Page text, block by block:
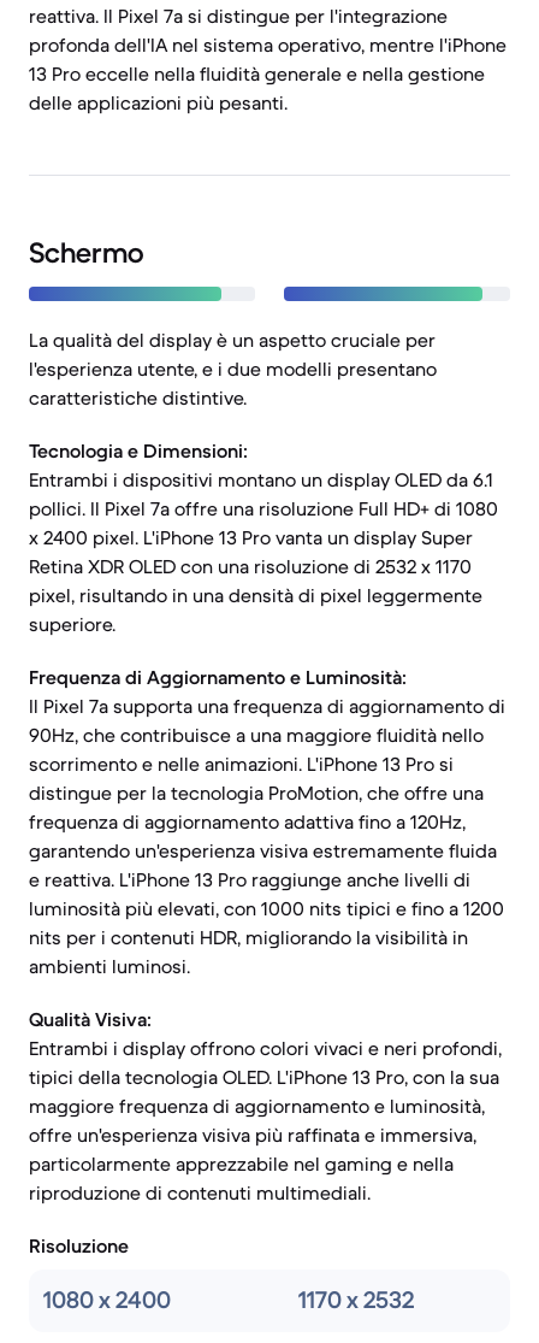
reattiva. Il Pixel 7a si distingue per l'integrazione
profonda dell'IA nel sistema operativo, mentre l'iPhone
13 Pro eccelle nella fluidità generale e nella gestione
delle applicazioni più pesanti.
Schermo
La qualità del display è un aspetto cruciale per
l'esperienza utente, e i due modelli presentano
caratteristiche distintive.
Tecnologia e Dimensioni:
Entrambi i dispositivi montano un display OLED da 6.1
pollici. Il Pixel 7a offre una risoluzione Full HD+ di 1080
x 2400 pixel. L'iPhone 13 Pro vanta un display Super
Retina XDR OLED con una risoluzione di 2532 x 1170
pixel, risultando in una densità di pixel leggermente
superiore.
Frequenza di Aggiornamento e Luminosità:
Il Pixel 7a supporta una frequenza di aggiornamento di
90Hz, che contribuisce a una maggiore fluidità nello
scorrimento e nelle animazioni. L'iPhone 13 Pro si
distingue per la tecnologia ProMotion, che offre una
frequenza di aggiornamento adattiva fino a 120Hz,
garantendo un'esperienza visiva estremamente fluida
e reattiva. L'iPhone 13 Pro raggiunge anche livelli di
luminosità più elevati, con 1000 nits tipici e fino a 1200
nits per i contenuti HDR, migliorando la visibilità in
ambienti luminosi.
Qualità Visiva:
Entrambi i display offrono colori vivaci e neri profondi,
tipici della tecnologia OLED. L'iPhone 13 Pro, con la sua
maggiore frequenza di aggiornamento e luminosità,
offre un'esperienza visiva più raffinata e immersiva,
particolarmente apprezzabile nel gaming e nella
riproduzione di contenuti multimediali.
Risoluzione
1080 x 2400 1170 x 2532